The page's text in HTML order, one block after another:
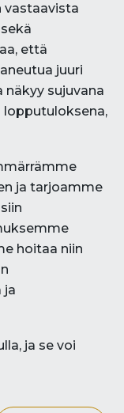
että
juuri
näkyy sujuvana
lopputuloksena,
ja tarjoamme
hoitaa niin
ja
ja se voi